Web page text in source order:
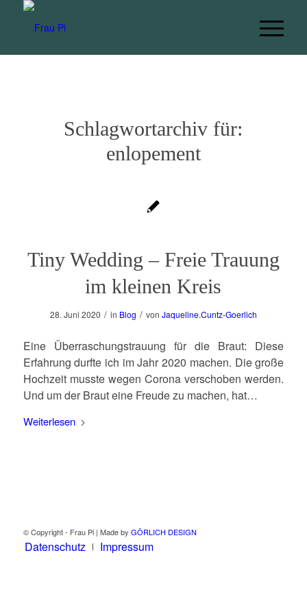
Schlagwortarchiv für:
enlopement
Tiny Wedding – Freie Trauung
im kleinen Kreis
28. Juni 2020 / in Blog / von Jaqueline.Cuntz-Goerlich
Eine Überraschungstrauung für die Braut: Diese
Erfahrung durfte ich im Jahr 2020 machen. Die große
Hochzeit musste wegen Corona verschoben werden.
Und um der Braut eine Freude zu machen, hat…
Weiterlesen
© Copyright - Frau Pi | Made by GÖRLICH DESIGN
Datenschutz Impressum